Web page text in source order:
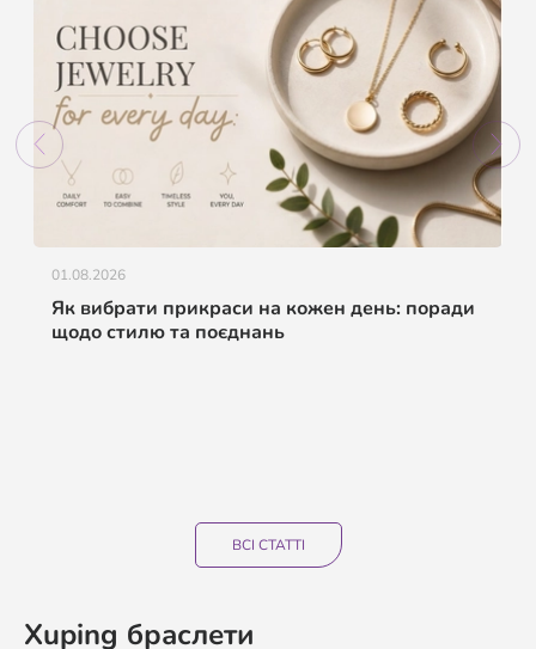
01.08.2026
Як вибрати прикраси на кожен день: поради
щодо стилю та поєднань
ВСІ СТАТТІ
Xuping браслети